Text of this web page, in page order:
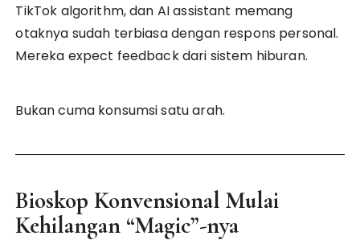
TikTok algorithm, dan AI assistant memang
otaknya sudah terbiasa dengan respons personal.
Mereka expect feedback dari sistem hiburan.
Bukan cuma konsumsi satu arah.
Bioskop Konvensional Mulai
Kehilangan “Magic”-nya